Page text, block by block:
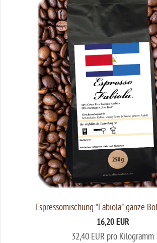
Espressomischung "Fabiola" ganze
16,20 EUR
32,40 EUR pro Kilogramm